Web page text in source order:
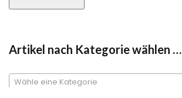
Artikel nach Kategorie wählen …
Wähle eine Kategorie